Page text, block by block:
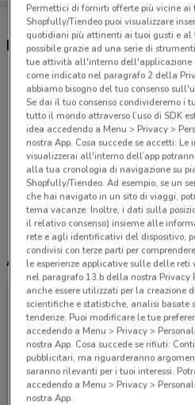
Negozi Sephora e orari
Viale Dante 8A Riccione
16.9 km
Viale Dante, 8A Riccione
17.5 km
CHIUSO
Altri volantini nelle
Permettici di fornirti offerte più vicine ai
Shopfully/Tiendeo puoi visualizzare
quotidiani più attinenti ai tuoi gusti e al
possibile grazie ad una serie di
tue attività all'interno dell'applicazione
come indicato nel paragrafo 2 della
abbiamo bisogno del tuo consenso
Se dai il tuo consenso condivideremo i
tutto il mondo attraverso l’uso di SDK
idea accedendo a Menu > Privacy >
nostra App. Cosa succede se accetti:
visualizzerai all'interno dell’app
alla tua cronologia di navigazione su
Shopfully/Tiendeo. Ad esempio, se un
che hai navigato in un sito di viaggi,
tema vacanze. Inoltre, i dati sulla
il relativo consenso) insieme alle
rete e agli identificativi del dispositivo,
condivisi con terze parti per
le esperienze applicative sulle delle
nel paragrafo 13.b della nostra Privacy
anche essere utilizzati per la creazione
scientifiche e statistiche, analisi basate
tendenze. Puoi modificare le tue
accedendo a Menu > Privacy >
nostra App. Cosa succede se rifiuti:
pubblicitari, ma riguarderanno
saranno rilevanti per i tuoi interessi.
accedendo a Menu > Privacy >
nostra App.